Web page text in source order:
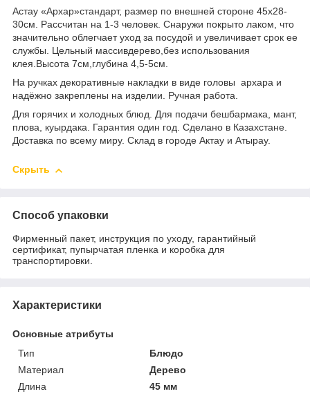
Астау «Архар»стандарт, размер по внешней стороне 45х28-
30см. Рассчитан на 1-3 человек. Снаружи покрыто лаком, что
значительно облегчает уход за посудой и увеличивает срок ее
службы. Цельный массивдерево,без использования
клея.Высота 7см,глубина 4,5-5см.
На ручках декоративные накладки в виде головы архара и
надёжно закреплены на изделии. Ручная работа.
Для горячих и холодных блюд. Для подачи бешбармака, мант,
плова, куырдака. Гарантия один год. Сделано в Казахстане.
Доставка по всему миру. Склад в городе Актау и Атырау.
Скрыть
Способ упаковки
Фирменный пакет, инструкция по уходу, гарантийный
сертификат, пупырчатая пленка и коробка для
транспортировки.
Характеристики
Основные атрибуты
Тип
Блюдо
Материал
Дерево
Длина
45 мм